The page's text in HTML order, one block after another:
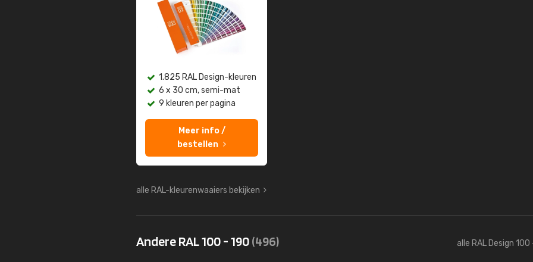
1.825 RAL Design-kleuren
6 x 30 cm, semi-mat
9 kleuren per pagina
Meer info /
bestellen
alle RAL-kleurenwaaiers bekijken
Andere RAL 100 - 190(496) alle RAL Design 100